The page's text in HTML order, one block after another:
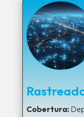
Cobertura: